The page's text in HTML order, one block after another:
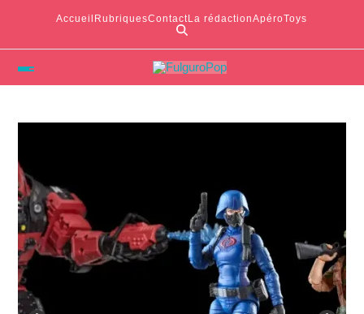
Accueil RubriquesContactLa rédactionApéroToys